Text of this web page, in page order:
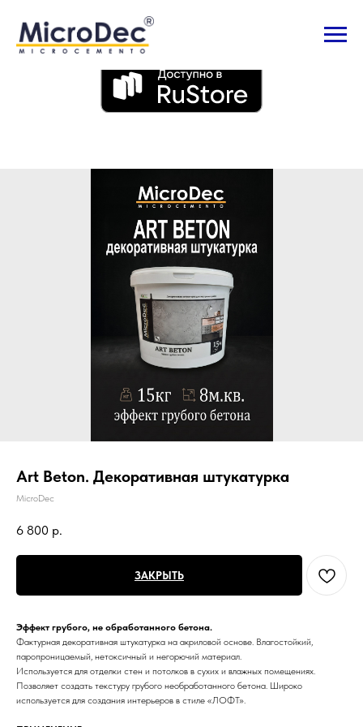
Приложение для Android:
Art Beton. Декоративная штукатурка
MicroDec
6 800 р.
ЗАКРЫТЬ
Эффект грубого, не обработанного бетона.
Фактурная декоративная штукатурка на акриловой основе. Влагостойкий,
паропроницаемый, нетоксичный и негорючий материал.
Используется для отделки стен и потолков в сухих и влажных помещениях.
Позволяет создать текстуру грубого необработанного бетона. Широко
используется для создания интерьеров в стиле «ЛОФТ».